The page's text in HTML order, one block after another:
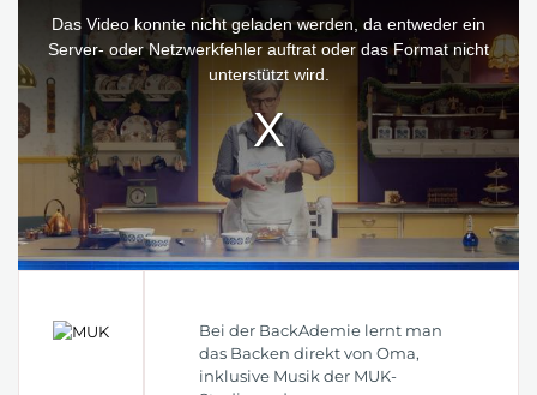
window.
Das Video konnte nicht geladen werden, da entweder ein
Server- oder Netzwerkfehler auftrat oder das Format nicht
unterstützt wird.
Bei der BackAdemie lernt man
das Backen direkt von Oma,
inklusive Musik der MUK-